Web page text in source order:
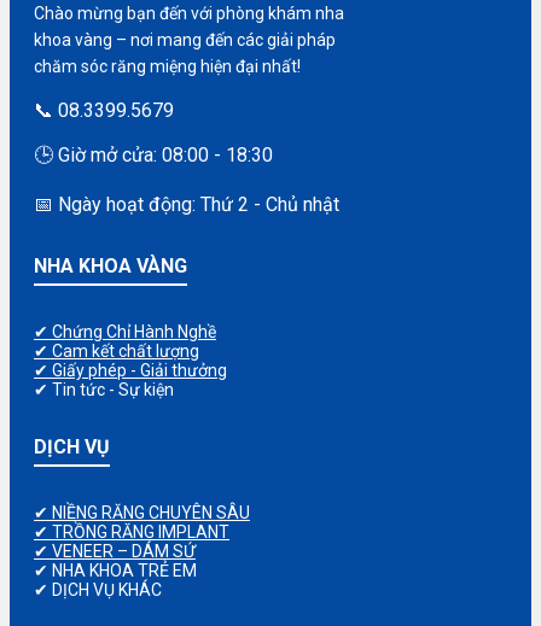
Chào mừng bạn đến với phòng khám nha
khoa vàng – nơi mang đến các giải pháp
chăm sóc răng miệng hiện đại nhất!
📞 08.3399.5679
🕒 Giờ mở cửa: 08:00 - 18:30
📅 Ngày hoạt động: Thứ 2 - Chủ nhật
NHA KHOA VÀNG
✔ Chứng Chỉ Hành Nghề
✔ Cam kết chất lượng
✔ Giấy phép - Giải thưởng
✔ Tin tức - Sự kiện
DỊCH VỤ
✔ NIỀNG RĂNG CHUYÊN SÂU
✔ TRỒNG RĂNG IMPLANT
✔ VENEER – DÁM SỨ
✔ NHA KHOA TRẺ EM
✔ DỊCH VỤ KHÁC